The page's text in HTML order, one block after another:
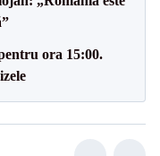
ora 15:00.